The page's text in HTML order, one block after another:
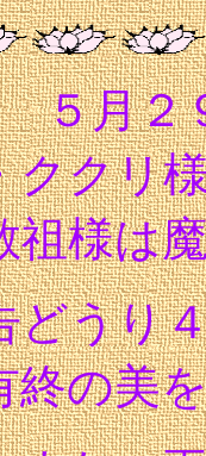
５月２
ククリ
祖様は
どうり
終の美